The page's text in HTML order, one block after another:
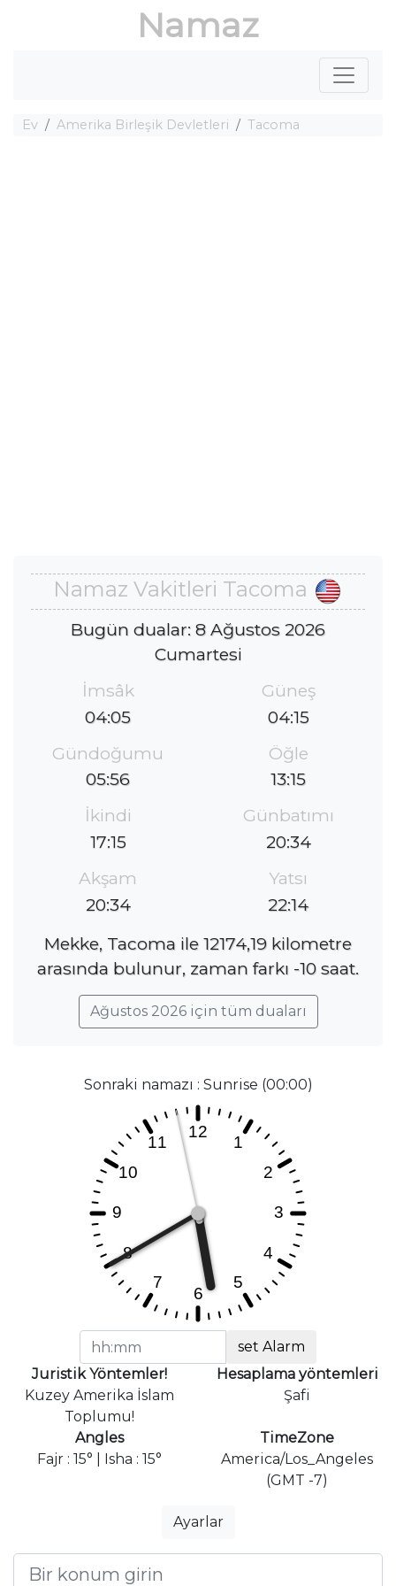
Namaz
Ev Amerika Birleşik Devletleri Tacoma
Namaz Vakitleri Tacoma
Bugün dualar: 8 Ağustos 2026
Cumartesi
İmsâk
04:05
Güneş
04:15
Gündoğumu
05:56
Öğle
13:15
İkindi
17:15
Günbatımı
20:34
Akşam
20:34
Yatsı
22:14
Mekke, Tacoma ile 12174,19 kilometre
arasında bulunur, zaman farkı -10 saat.
Ağustos 2026 için tüm duaları
Sonraki namazı : Sunrise (00:00)
set Alarm
Juristik Yöntemler!
Kuzey Amerika İslam
Toplumu!
Hesaplama yöntemleri
Şafi
Angles
Fajr : 15° | Isha : 15°
TimeZone
America/Los_Angeles
(GMT -7)
Ayarlar